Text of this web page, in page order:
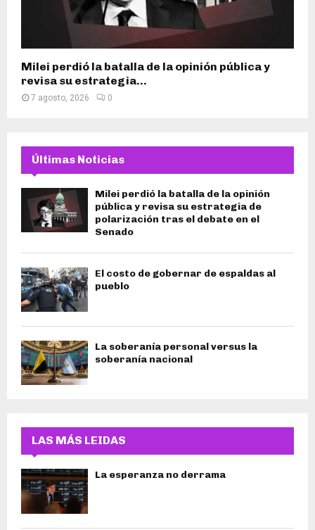
Milei perdió la batalla de la opinión pública y
revisa su estrategia...
7 agosto, 2026 0
Últimas Noticias
Milei perdió la batalla de la opinión
pública y revisa su estrategia de
polarización tras el debate en el
Senado
El costo de gobernar de espaldas al
pueblo
La soberanía personal versus la
soberanía nacional
LAS MÁS LEIDAS
La esperanza no derrama